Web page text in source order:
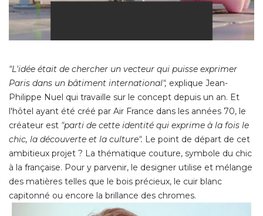
"L'idée était de chercher un vecteur qui puisse exprimer
Paris dans un bâtiment international", explique Jean-
Philippe Nuel qui travaille sur le concept depuis un an. Et
l'hôtel ayant été créé par Air France dans les années 70, le
créateur est "parti de cette identité qui exprime à la fois le
chic, la découverte et la culture". Le point de départ de cet
ambitieux projet ? La thématique couture, symbole du chic
à la française. Pour y parvenir, le designer utilise et mélange
des matières telles que le bois précieux, le cuir blanc
capitonné ou encore la brillance des chromes.